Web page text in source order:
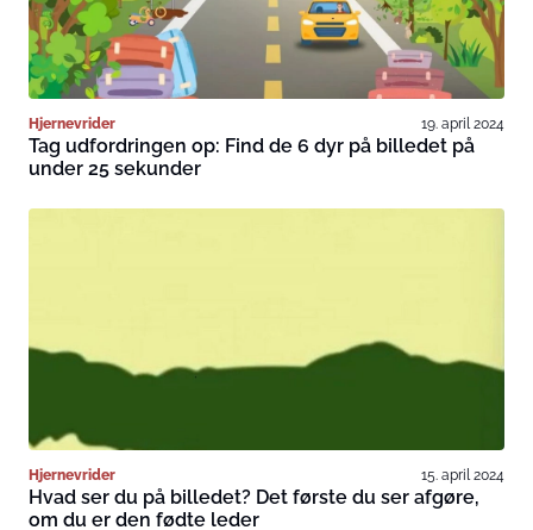
Hjernevrider 19. april 2024
Tag udfordringen op: Find de 6 dyr på billedet på
under 25 sekunder
Hjernevrider 15. april 2024
Hvad ser du på billedet? Det første du ser afgøre,
om du er den fødte leder